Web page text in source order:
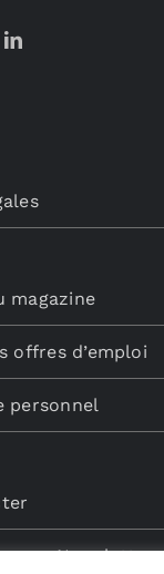
magazine
offres d’emploi
personnel
aux Newsletters